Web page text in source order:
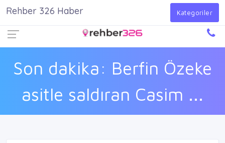
Giriş Yap
Son dakika: Berfin Özeke
asitle saldıran Casim ...
Rehber 326 Haber Kategoriler